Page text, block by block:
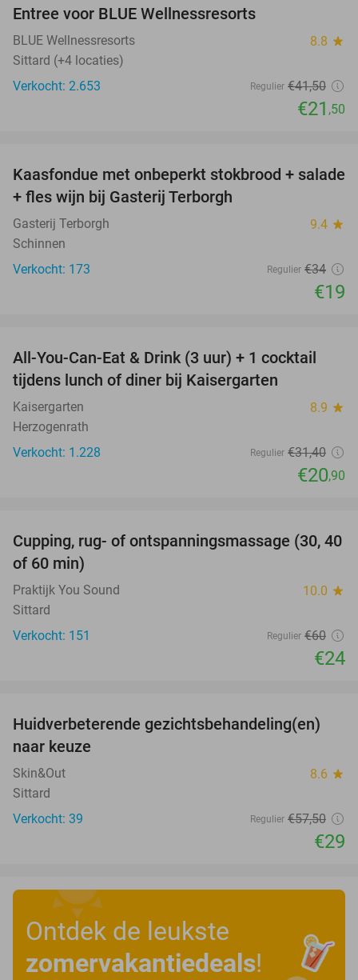
Entree voor BLUE Wellnessresorts
BLUE Wellnessresorts 8.8 star
Sittard (+4 locaties)
Verkocht: 2.653
Regulier €41,50
€21 ,50
44%
Kaasfondue met onbeperkt stokbrood + salade
+ fles wijn bij Gasterij Terborgh
Gasterij Terborgh 9.4 star
Schinnen
Verkocht: 173
Regulier €34
€19
33%
All-You-Can-Eat & Drink (3 uur) + 1 cocktail
tijdens lunch of diner bij Kaisergarten
Kaisergarten 8.9 star
Herzogenrath
Verkocht: 1.228
Regulier €31,40
€20,90
60%
Cupping, rug- of ontspanningsmassage (30, 40
of 60 min)
Praktijk You Sound 10.0 star
Sittard
Verkocht: 151
Regulier €60
€24
50%
Huidverbeterende gezichtsbehandeling(en)
naar keuze
Skin&Out 8.6 star
Sittard
Verkocht: 39
Regulier €57,50
€29
Ontdek de leukste
zomervakantiedeals!